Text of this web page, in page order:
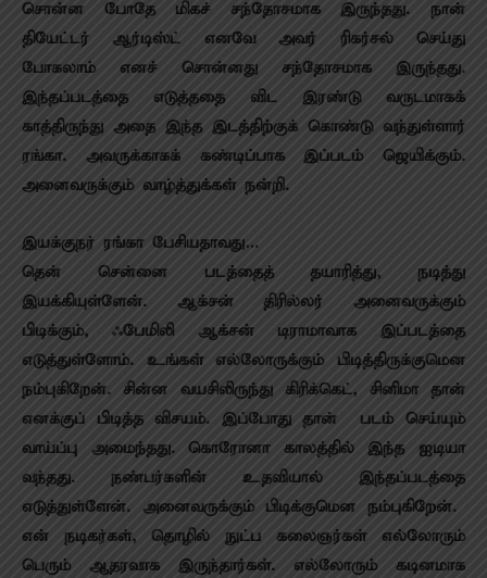
சொன்ன போதே மிகச் சந்தோசமாக இருந்தது. நான்
தியேட்டர் ஆர்டிஸ்ட் எனவே அவர் ரிகர்சல் செய்து
போகலாம் எனச் சொன்னது சந்தோசமாக இருந்தது.
இந்தப்படத்தை எடுத்ததை விட இரண்டு வருடமாகக்
காத்திருந்து அதை இந்த இடத்திற்குக் கொண்டு வந்துள்ளார்
ரங்கா. அவருக்காகக் கண்டிப்பாக இப்படம் ஜெயிக்கும்.
அனைவருக்கும் வாழ்த்துக்கள் நன்றி.
இயக்குநர் ரங்கா பேசியதாவது…
தென் சென்னை படத்தைத் தயாரித்து, நடித்து
இயக்கியுள்ளேன். ஆக்சன் திரில்லர் அனைவருக்கும்
பிடிக்கும், ஃபேமிலி ஆக்சன் டிராமாவாக இப்படத்தை
எடுத்துள்ளோம். உங்கள் எல்லோருக்கும் பிடித்திருக்குமென
நம்புகிறேன். சின்ன வயசிலிருந்து கிரிக்கெட், சினிமா தான்
எனக்குப் பிடித்த விசயம். இப்போது தான் படம் செய்யும்
வாய்ப்பு அமைந்தது. கொரோனா காலத்தில் இந்த ஐடியா
வந்தது. நண்பர்களின் உதவியால் இந்தப்படத்தை
எடுத்துள்ளேன். அனைவருக்கும் பிடிக்குமென நம்புகிறேன்.
என் நடிகர்கள், தொழில் நுட்ப கலைஞர்கள் எல்லோரும்
பெரும் ஆதரவாக இருந்தார்கள். எல்லோரும் கடினமாக